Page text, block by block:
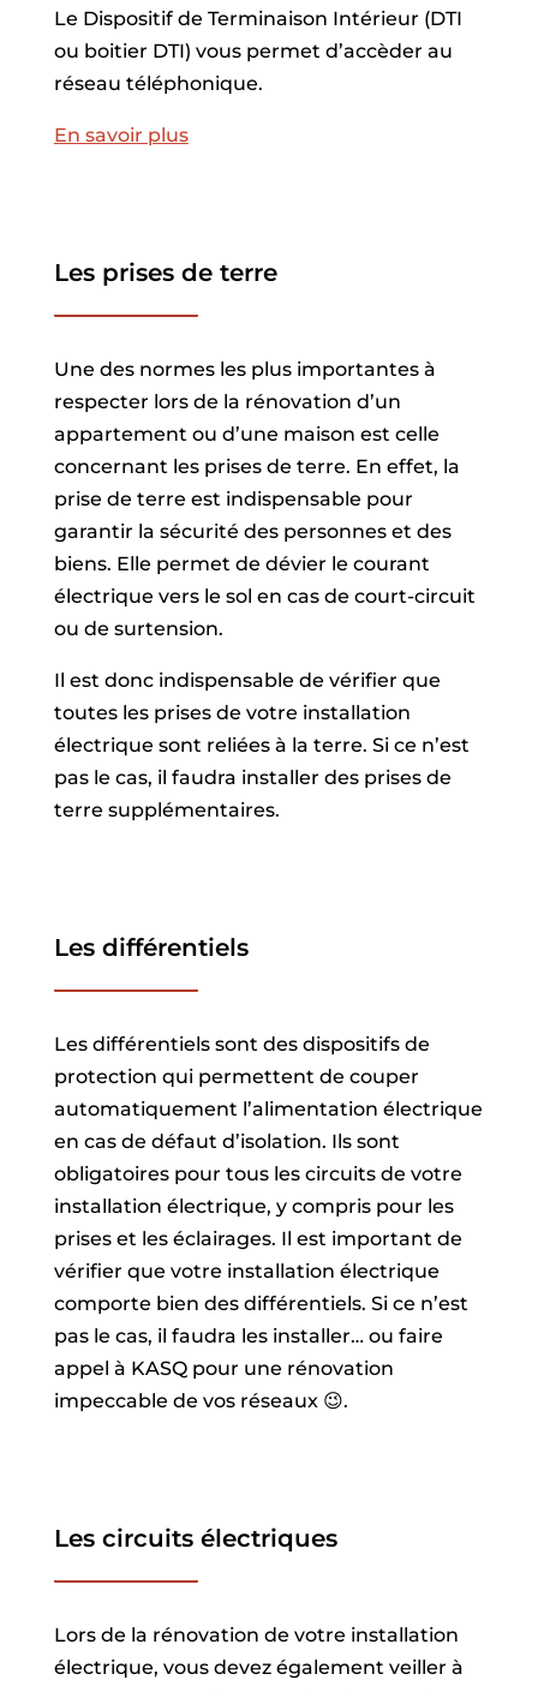
Le Dispositif de Terminaison Intérieur (DTI
ou boitier DTI) vous permet d’accèder au
réseau téléphonique.
En savoir plus
Les prises de terre
Une des normes les plus importantes à
respecter lors de la rénovation d’un
appartement ou d’une maison est celle
concernant les prises de terre. En effet, la
prise de terre est indispensable pour
garantir la sécurité des personnes et des
biens. Elle permet de dévier le courant
électrique vers le sol en cas de court-circuit
ou de surtension.
Il est donc indispensable de vérifier que
toutes les prises de votre installation
électrique sont reliées à la terre. Si ce n’est
pas le cas, il faudra installer des prises de
terre supplémentaires.
Les différentiels
Les différentiels sont des dispositifs de
protection qui permettent de couper
automatiquement l’alimentation électrique
en cas de défaut d’isolation. Ils sont
obligatoires pour tous les circuits de votre
installation électrique, y compris pour les
prises et les éclairages. Il est important de
vérifier que votre installation électrique
comporte bien des différentiels. Si ce n’est
pas le cas, il faudra les installer… ou faire
appel à KASQ pour une rénovation
impeccable de vos réseaux 😉.
Les circuits électriques
Lors de la rénovation de votre installation
électrique, vous devez également veiller à